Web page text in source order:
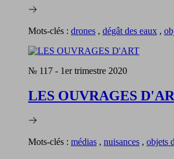
Mots-clés : drones , dégât des eaux ,
№ 117 - 1er trimestre 2020
LES OUVRAGES
Mots-clés : médias , nuisances , objets